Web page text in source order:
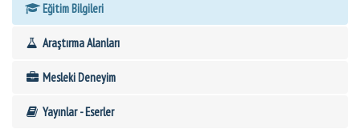
Eğitim Bilgileri
Araştırma Alanları
Mesleki Deneyim
Yayınlar - Eserler